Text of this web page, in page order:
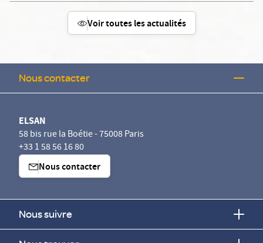
Voir toutes les actualités
Nous contacter
ELSAN
58 bis rue la Boétie - 75008 Paris
+33 1 58 56 16 80
Nous contacter
Nous suivre